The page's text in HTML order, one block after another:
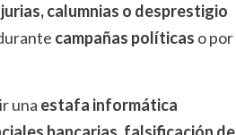
calumnias o desprestigio
campañas políticas o por
una estafa informática